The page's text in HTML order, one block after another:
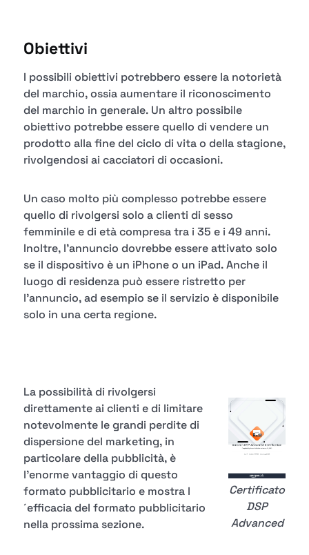
Obiettivi
I possibili obiettivi potrebbero essere la notorietà
del marchio, ossia aumentare il riconoscimento
del marchio in generale. Un altro possibile
obiettivo potrebbe essere quello di vendere un
prodotto alla fine del ciclo di vita o della stagione,
rivolgendosi ai cacciatori di occasioni.
Un caso molto più complesso potrebbe essere
quello di rivolgersi solo a clienti di sesso
femminile e di età compresa tra i 35 e i 49 anni.
Inoltre, l'annuncio dovrebbe essere attivato solo
se il dispositivo è un iPhone o un iPad. Anche il
luogo di residenza può essere ristretto per
l'annuncio, ad esempio se il servizio è disponibile
solo in una certa regione.
Certificato
DSP
Advanced
La possibilità di rivolgersi
direttamente ai clienti e di limitare
notevolmente le grandi perdite di
dispersione del marketing, in
particolare della pubblicità, è
l'enorme vantaggio di questo
formato pubblicitario e mostra l
´efficacia del formato pubblicitario
nella prossima sezione.